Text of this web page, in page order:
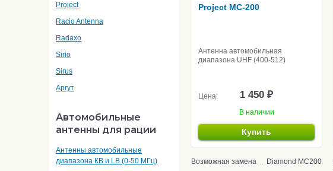
Project
Racio Antenna
Radaxo
Sirio
Sirus
Аргут
Автомобильные
антенны для рации
Антенны автомобильные
диапазона КВ и LB (0-50 МГц)
Project MC-200
Антенна автомобильная
диапазона UHF (400-512)
Цена: 1 450 ₽
В наличии
Купить
Возможная замена
Diamond MC200